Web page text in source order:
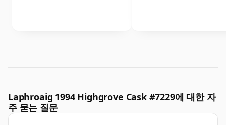
Laphroaig 1994 Highgrove Cask #7229에 대한 자
주 묻는 질문